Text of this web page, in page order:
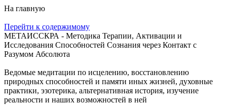
На главную
Перейти к содержимому
МЕТАИССКРА - Методика Терапии, Активации и
Исследования Способностей Сознания через Контакт с
Разумом Абсолюта
Ведомые медитации по исцелению, восстановлению
природных способностей и памяти иных жизней, духовные
практики, эзотерика, альтернативная история, изучение
реальности и наших возможностей в ней